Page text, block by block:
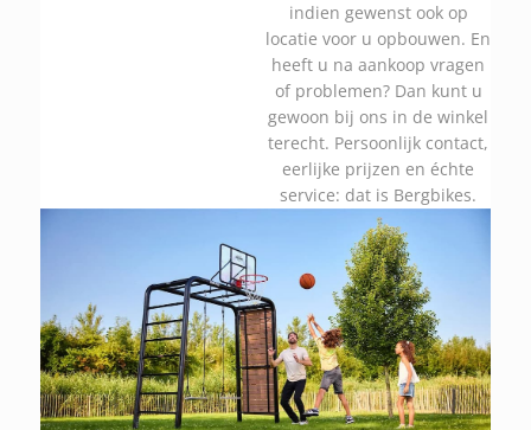
indien gewenst ook op
locatie voor u opbouwen. En
heeft u na aankoop vragen
of problemen? Dan kunt u
gewoon bij ons in de winkel
terecht. Persoonlijk contact,
eerlijke prijzen en échte
service: dat is Bergbikes.